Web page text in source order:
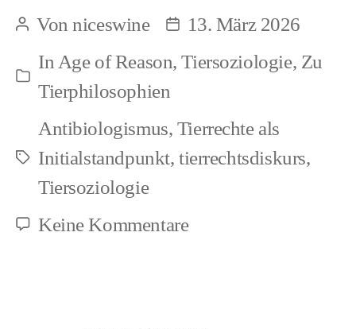
von
Speziesismus
und
Biologismus
Beitragsautor
Vonniceswine Beitragsdatum
13. März 2026
Kategorien
In Age of Reason,Tiersoziologie, Zu
Tierphilosophien
Schlagwörter
Antibiologismus, Tierrechte als
Initialstandpunkt, tierrechtsdiskurs,
Tiersoziologie
Keine Kommentarezu